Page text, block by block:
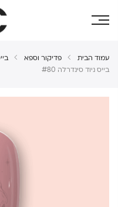
עמוד הבית פדיקור וספא
בייס ניוד סינדרלה #80